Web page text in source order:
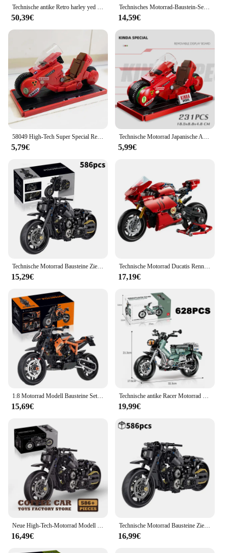
Technische antike Retro harley yed Rennmotorrad Bausteine Modell Moc Geschwindigkeit Vintage Motorrad Ziegel Spielzeug Geschenk für erwachsene Kinder
50,39€
Technisches Motorrad-Baustein-Set, Modell im antiken Maßstab, Motorrad geschenk für Jungen und Kinder ab 8 Jahren bis 476 stücke
14,59€
58049 High-Tech Super Special Rennmotorrad Auto Dekoration Ziegel technische Modell Bausteine Spielzeug Weihnachts geschenke
5,79€
Technische Motorrad Japanische Anime Akira Kaneda Motobike Klassische Modell Bausteine Ziegel Kind Geschenk Diy Spielzeug Set
5,99€
15,29€
Technische Motorrad Ducatis Rennwagen Bausteine 42107 Ideen Modell Motorrad Fahrzeug Ziegel Spielzeug für Kinder Weihnachts geschenke
17,19€
15,69€ 19,99€
16,49€
Technische Motorrad Bausteine Ziegel Herzog Harleys Motorrad Lokomotive Road Racer Auto montieren Modell Fahrzeug Spielzeug Kind Geschenk
16,99€